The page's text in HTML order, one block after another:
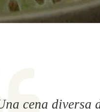
cena diversa